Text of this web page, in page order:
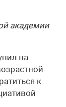
академии
на
к